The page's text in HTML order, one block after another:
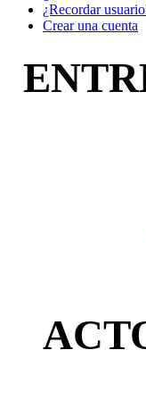
¿Recordar
Crear una cuenta